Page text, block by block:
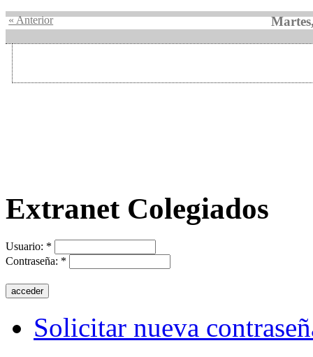
« Anterior
Extranet Colegiados
Usuario: *
Contraseña: *
Solicitar nueva